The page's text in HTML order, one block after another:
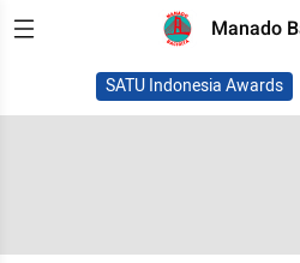
Manado
SATU Indonesia Awards